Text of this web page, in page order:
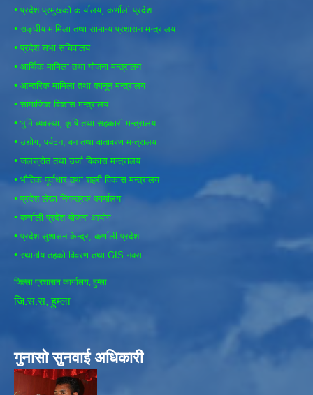
• प्रदेश प्रमुखको कार्यालय, कर्णाली प्रदेश
• सङ्घीय मामिला तथा सामान्य प्रशासन मन्त्रालय
• प्रदेश सभा सचिवालय
• आर्थिक मामिला तथा योजना मन्त्रालय
• आन्तरिक मामिला तथा कानून मन्त्रालय
• सामाजिक विकास मन्त्रालय
• भुमि व्यवस्था, कृषि तथा सहकारी मन्त्रालय
• उद्योग, पर्यटन, वन तथा वातावरण मन्त्रालय
• जलस्रोत तथा उर्जा विकास मन्त्रालय
• भौतिक पूर्वाधार तथा शहरी विकास मन्त्रालय
• प्रदेश लेखा नियन्त्रक कार्यालय
• कर्णाली प्रदेश योजना आयोग
• प्रदेश सुशासन केन्द्र, कर्णाली प्रदेश
• स्थानीय तहको विवरण तथा GIS नक्सा
जिल्ला प्रशासन कार्यालय, हुम्ला
जि.स.स, हुम्ला
गुनासो सुनवाई अधिकारी